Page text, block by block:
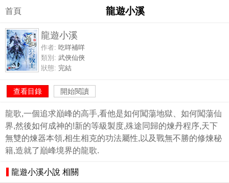
首頁 龍遊小溪
龍遊小溪
作者: 吃咩補咩
類別: 武俠仙俠
狀態: 完結
查看目錄 開始閱讀
龍歌,一個追求巔峰的高手,看他是如何闖蕩地獄、如何闖蕩仙
界,然後如何成神的!新的等級製度,殊途同歸的煉丹程序,天下
無雙的煉器本領,相生相克的功法屬性,以及戰無不勝的修煉秘
籍,造就了巔峰境界的龍歌.
龍遊小溪小說 相關